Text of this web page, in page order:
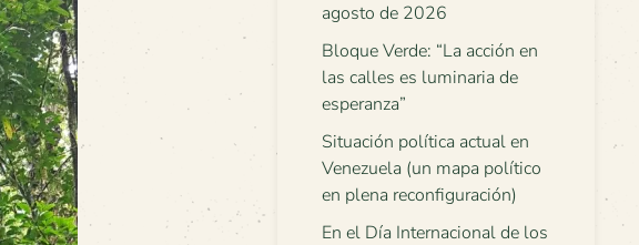
agosto de 2026
Bloque Verde: “La acción en
las calles es luminaria de
esperanza”
Situación política actual en
Venezuela (un mapa político
en plena reconfiguración)
En el Día Internacional de los